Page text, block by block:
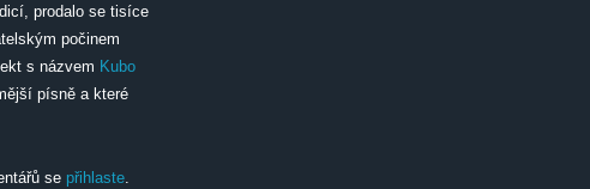
prodalo se tisíce
počinem
s názvem Kubo
písně a které
Vrchse přihlaste.